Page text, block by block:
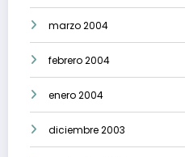
marzo 2004
febrero 2004
enero 2004
diciembre 2003